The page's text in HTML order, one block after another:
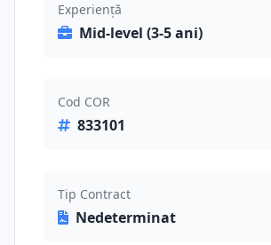
Experiență
Mid-level (3-5 ani)
Cod COR
833101
Tip Contract
Nedeterminat